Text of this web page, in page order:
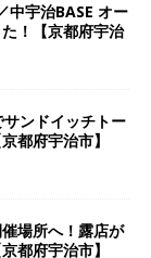
中宇治BASE オー
！【京都府宇治
ンドイッチトー
都府宇治市】
場所へ！露店が
都府宇治市】